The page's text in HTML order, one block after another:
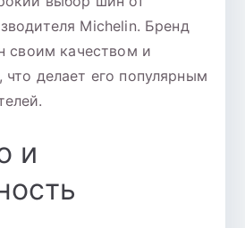
Michelin. Бренд
своим качеством и
что делает его популярным
и